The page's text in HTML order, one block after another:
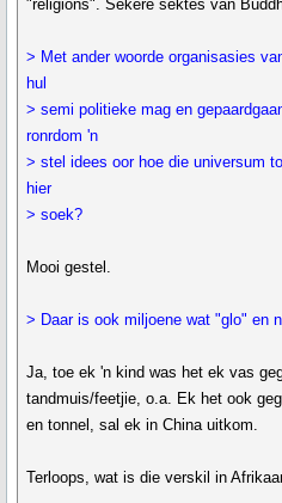
"religions". Sekere sektes van
> Met ander woorde organisasies
hul
> semi politieke mag en
ronrdom 'n
> stel idees oor hoe die universum
hier
> soek?
Mooi gestel.
> Daar is ook miljoene wat "glo" en
Ja, toe ek 'n kind was het ek vas
tandmuis/feetjie, o.a. Ek het ook
en tonnel, sal ek in China uitkom.
Terloops, wat is die verskil in